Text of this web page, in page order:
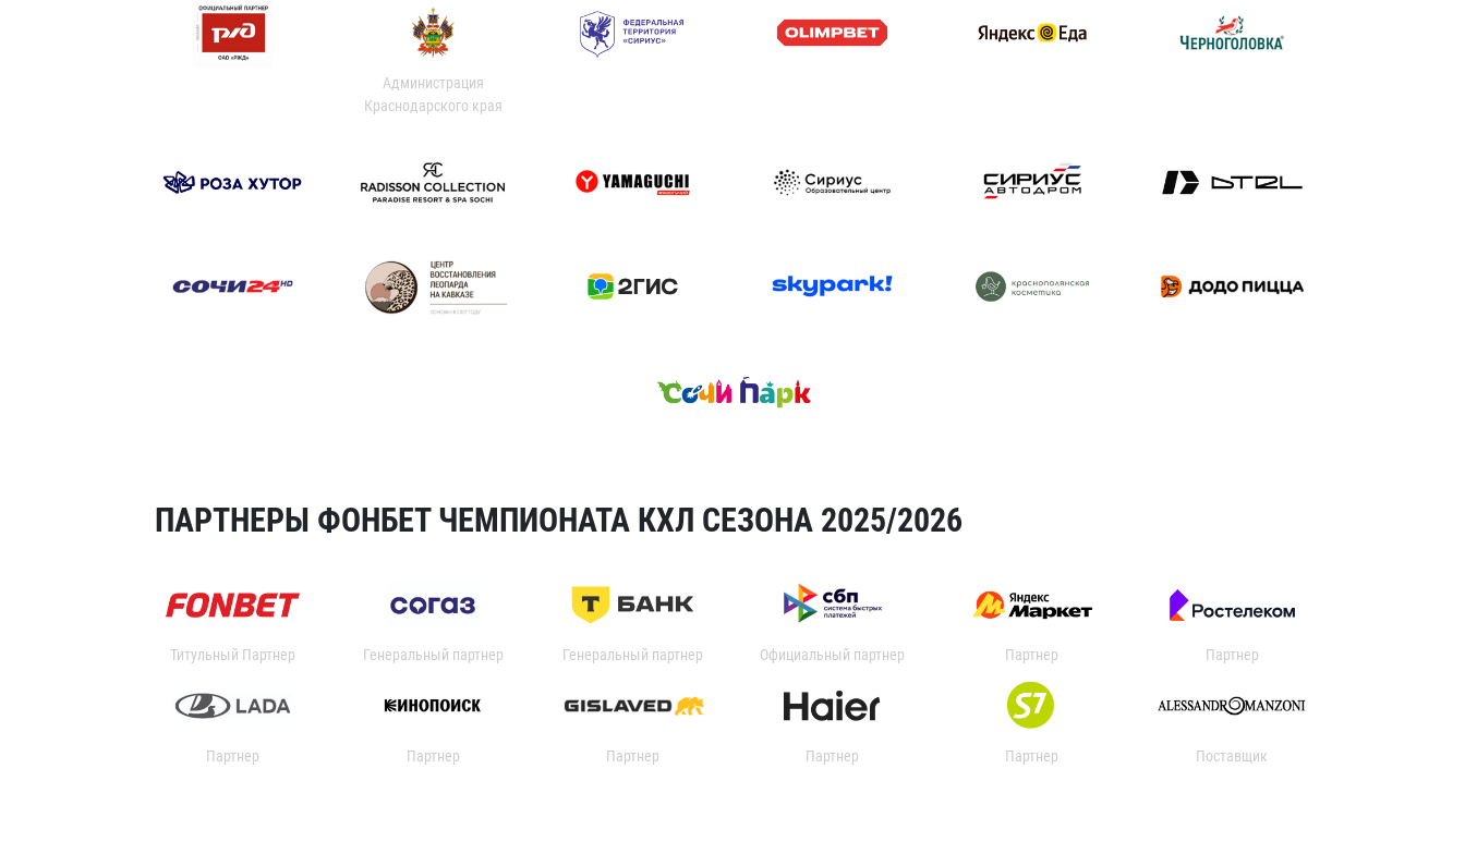
Администрация
Краснодарского края
ПАРТНЕРЫ ФОНБЕТ ЧЕМПИОНАТА КХЛ СЕЗОНА 2025/2026
Титульный Партнер Генеральный партнер Генеральный партнер Официальный партнер Партнер Партнер
Партнер Партнер Партнер Партнер Партнер Поставщик